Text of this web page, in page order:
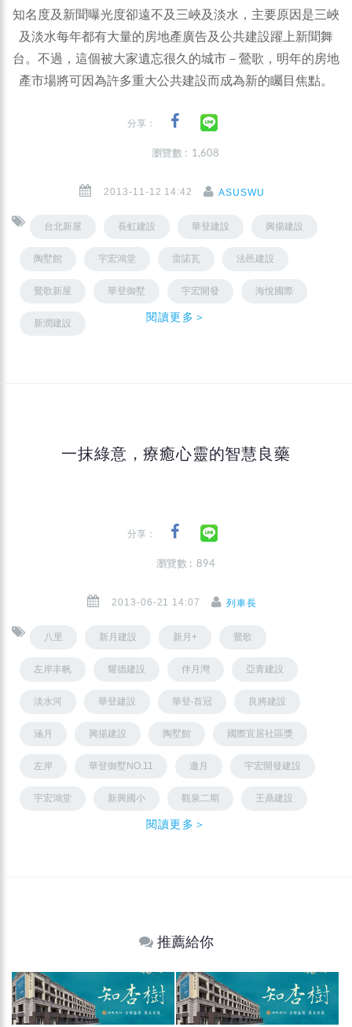
知名度及新聞曝光度卻遠不及三峽及淡水，主要原因是三峽
及淡水每年都有大量的房地產廣告及公共建設躍上新聞舞
台。不過，這個被大家遺忘很久的城市－鶯歌，明年的房地
產市場將可因為許多重大公共建設而成為新的矚目焦點。
分享：
瀏覽數 : 1,608
2013-11-12 14:42 ASUSWU
台北新屋 長虹建設 華登建設 興揚建設
陶墅館 宇宏鴻堂 雷諾瓦 法邑建設
鶯歌新屋 華登御墅 宇宏開發 海悅國際
新潤建設 閱讀更多＞
一抹綠意，療癒心靈的智慧良藥
分享：
瀏覽數 : 894
2013-06-21 14:07 列車長
八里 新月建設 新月+ 鶯歌
左岸丰帆 耀德建設 伴月灣 亞青建設
淡水河 華登建設 華登‧首冠 良將建設
涵月 興揚建設 陶墅館 國際宜居社區獎
左岸 華登御墅NO.11 邀月 宇宏開發建設
宇宏鴻堂 新興國小 觀泉二期 王鼎建設
閱讀更多＞
推薦給你